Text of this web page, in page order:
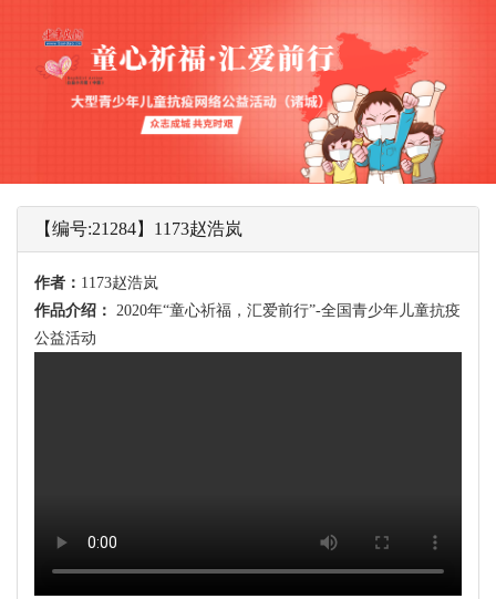
【编号:21284】1173赵浩岚
作者： 1173赵浩岚
作品介绍：
2020年“童心祈福，汇爱前行”-全国青少年儿童抗疫
公益活动